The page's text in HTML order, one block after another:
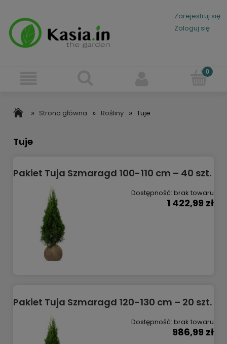
Zarejestruj się
Zaloguj się
» Strona główna » Rośliny » Tuje
Tuje
Pakiet Tuja Szmaragd 100-110 cm – 40 szt.
Dostępność: brak towaru
1 422,99 zł
Pakiet Tuja Szmaragd 120-130 cm – 20 szt.
Dostępność: brak towaru
986,99 zł